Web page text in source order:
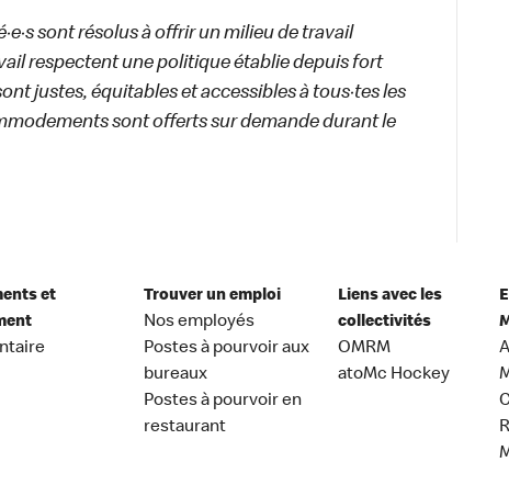
sont résolus à offrir un milieu de travail
respectent une politique établie depuis fort
justes, équitables et accessibles à tous·tes les
sont offerts sur demande durant le
et
Trouver un emploi
Nos employés
Postes à pourvoir aux
bureaux
Postes à pourvoir en
restaurant
Liens avec les
collectivités
OMRM
atoMc Hockey